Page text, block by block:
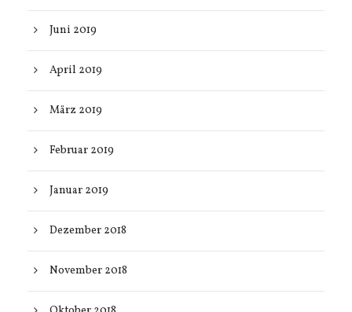
Juni 2019
April 2019
März 2019
Februar 2019
Januar 2019
Dezember 2018
November 2018